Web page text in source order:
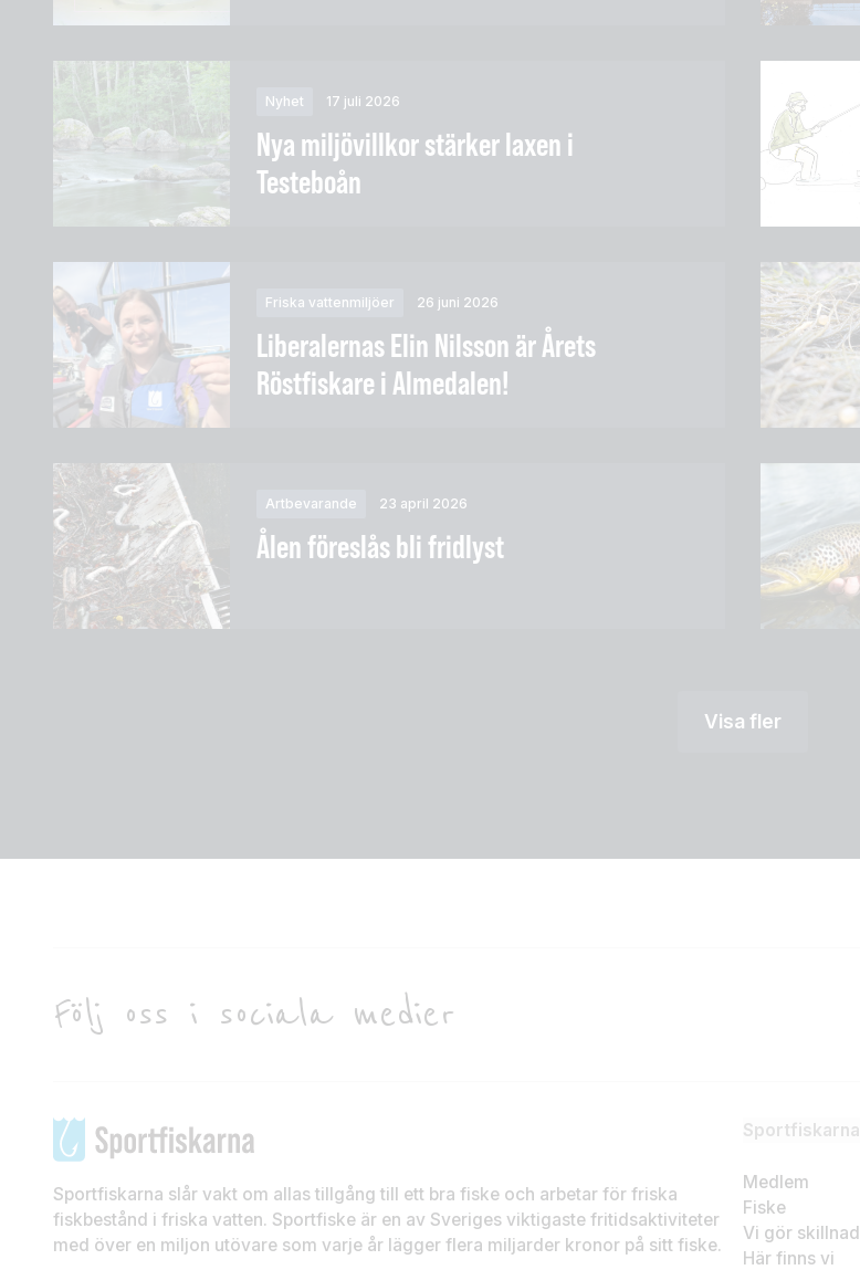
Nyhet 17 juli 2026
Nya miljövillkor stärker laxen i
Testeboån
Friska vattenmiljöer 26 juni 2026
Liberalernas Elin Nilsson är Årets
Röstfiskare i Almedalen!
Artbevarande 23 april 2026
Ålen föreslås bli fridlyst
Visa fler
Följ oss i sociala medier
Sportfiskarna slår vakt om allas tillgång till ett bra fiske och arbetar för friska
fiskbestånd i friska vatten. Sportfiske är en av Sveriges viktigaste fritidsaktiviteter
med över en miljon utövare som varje år lägger flera miljarder kronor på sitt fiske.
Sportfiskarna
Medlem
Fiske
Vi gör skillnad
Här finns vi